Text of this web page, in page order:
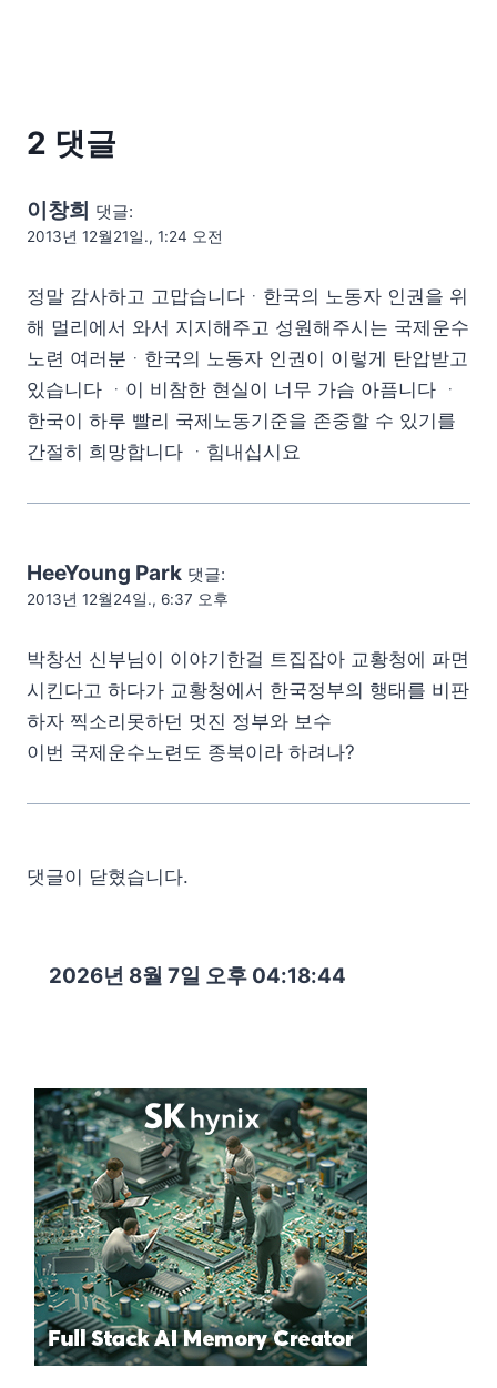
2 댓글
이창희 댓글:
2013년 12월21일., 1:24 오전
정말 감사하고 고맙습니다ᆞ한국의 노동자 인권을 위
해 멀리에서 와서 지지해주고 성원해주시는 국제운수
노련 여러분ᆞ한국의 노동자 인권이 이렇게 탄압받고
있습니다 ᆞ이 비참한 현실이 너무 가슴 아픔니다 ᆞ
한국이 하루 빨리 국제노동기준을 존중할 수 있기를
간절히 희망합니다 ᆞ힘내십시요
HeeYoung Park 댓글:
2013년 12월24일., 6:37 오후
박창선 신부님이 이야기한걸 트집잡아 교황청에 파면
시킨다고 하다가 교황청에서 한국정부의 행태를 비판
하자 찍소리못하던 멋진 정부와 보수
이번 국제운수노련도 종북이라 하려나?
댓글이 닫혔습니다.
2026년 8월 7일 오후 04:18:46